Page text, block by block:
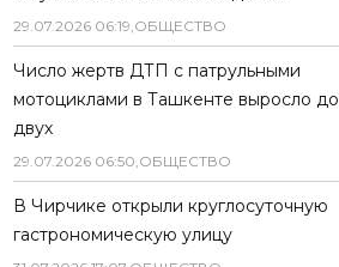
29.07.2026 06:19,ОБЩЕСТВО
Число жертв ДТП с патрульными
мотоциклами в Ташкенте выросло до
двух
29.07.2026 06:50,ОБЩЕСТВО
В Чирчике открыли круглосуточную
гастрономическую улицу